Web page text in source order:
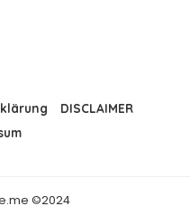
DISCLAIMER
©2024